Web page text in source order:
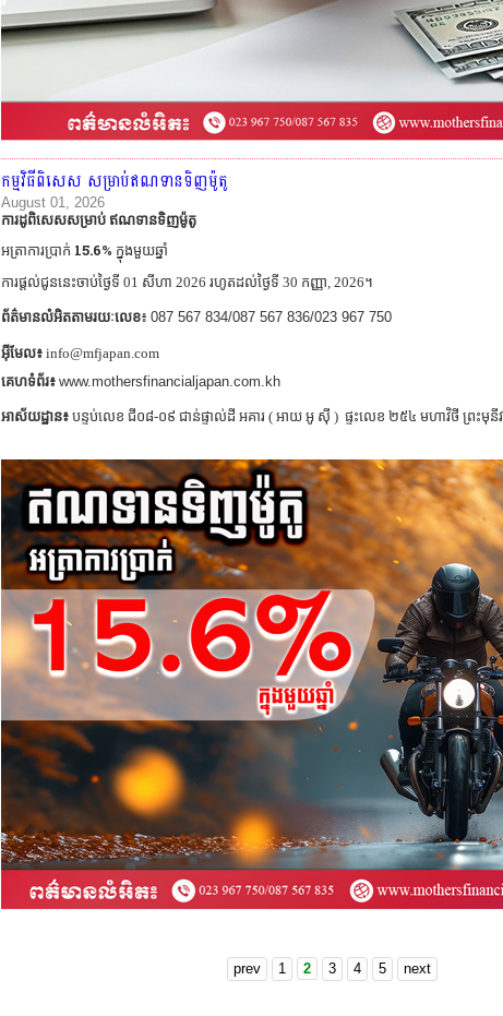
កម្មវិធីពិសេស សម្រាប់ឥណទានទិញម៉ូតូ
August 01, 2026
ការដូពិសេសសម្រាប់ ឥណទានទិញម៉ូតូ
អត្រាការប្រាក់ 15.6% ក្នុងមួយឆ្នាំ
ការផ្តល់ជូននេះចាប់ថ្ងៃទី 01 សីហា 2026 រហូតដល់ថ្ងៃទី 30 កញ្ញា, 2026។
ព័ត៌មានលំអិតតាមរយៈលេខ៖ 087 567 834/087 567 836/023 967 750
អ៊ីមែល៖ info@mfjapan.com
គេហទំព័រ៖ www.mothersfinancialjapan.com.kh
អាស័យដ្ឋាន៖ បន្ទប់លេខ ជី០៨-០៩ ជាន់ផ្ទាល់ដី អគារ ( អាយ អូ ស៊ី ) ផ្ទះលេខ ២៥៤ មហាវិថី ព្រះមុនីវ
prev 1 2 3 4 5 next